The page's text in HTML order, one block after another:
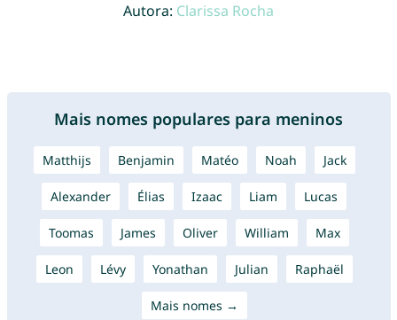
Autora: Clarissa Rocha
Mais nomes populares para meninos
Matthijs Benjamin Matéo Noah Jack
Alexander Élias Izaac Liam Lucas
Toomas James Oliver William Max
Leon Lévy Yonathan Julian Raphaël
Mais nomes →